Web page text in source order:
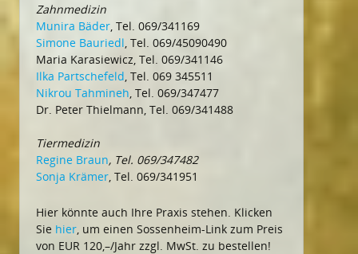
Zahnmedizin
Munira Bäder, Tel. 069/341169
Simone Bauriedl, Tel. 069/45090490
Maria Karasiewicz, Tel. 069/341146
Ilka Partschefeld, Tel. 069 345511
Nikrou Tahmineh, Tel. 069/347477
Dr. Peter Thielmann, Tel. 069/341488
Tiermedizin
Regine Braun, Tel. 069/347482
Sonja Krämer, Tel. 069/341951
Hier könnte auch Ihre Praxis stehen. Klicken
Sie hier, um einen Sossenheim-Link zum Preis
von EUR 120,–/Jahr zzgl. MwSt. zu bestellen!